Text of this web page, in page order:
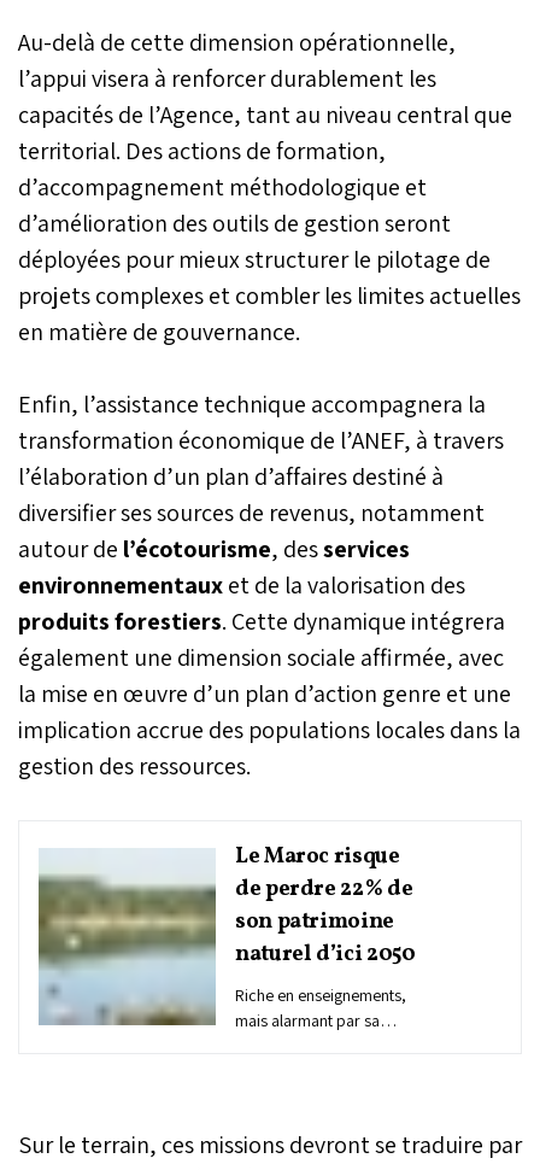
Au-delà de cette dimension opérationnelle,
l’appui visera à renforcer durablement les
capacités de l’Agence, tant au niveau central que
territorial. Des actions de formation,
d’accompagnement méthodologique et
d’amélioration des outils de gestion seront
déployées pour mieux structurer le pilotage de
projets complexes et combler les limites actuelles
en matière de gouvernance.
Enfin, l’assistance technique accompagnera la
transformation économique de l’ANEF, à travers
l’élaboration d’un plan d’affaires destiné à
diversifier ses sources de revenus, notamment
autour de l’écotourisme, desservices
environnementauxet de la valorisation des
produits forestiers. Cette dynamique intégrera
également une dimension sociale affirmée, avec
la mise en œuvre d’un plan d’action genre et une
implication accrue des populations locales dans la
gestion des ressources.
Le Maroc risque
de perdre 22% de
son patrimoine
naturel d’ici 2050
Riche en enseignements,
mais alarmant par sa
élaboré en 2024 et rendu
Sur le terrain, ces missions devront se traduire par